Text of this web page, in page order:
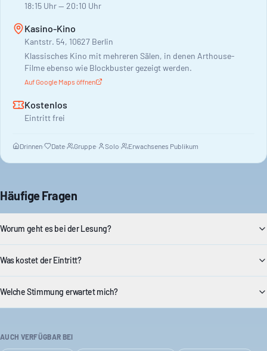
18:15 Uhr— 20:10 Uhr
Kasino-Kino
Kantstr. 54, 10627 Berlin
Klassisches Kino mit mehreren Sälen, in denen Arthouse-
Filme ebenso wie Blockbuster gezeigt werden.
Auf Google Maps öffnen
Kostenlos
Eintritt frei
Drinnen· Date· Gruppe· Solo· Erwachsenes Publikum
Häufige Fragen
Worum geht es bei der Lesung?
Was kostet der Eintritt?
Welche Stimmung erwartet mich?
AUCH VERFÜGBAR BEI